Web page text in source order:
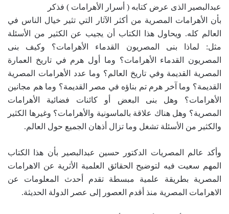
عبدالبصير الذى عرض كتابه ( أسرار الأهرامات ) فذكر
بأن الأهرامات المصرية من أكثر الآثار التي تثير خيال الناس في
العالم كله. ويحاول هذا الكتاب أن يجيب عن الكثير من الأسئلة
مثل: لماذا بنى المصريون القدماء الأهرامات؟ وكيف بنى
المصريون القدماء الأهرامات؟ وما أول هرم في تاريخ العمارة
المصرية القديمة وفي تاريخ العالم؟ وما عدد الأهرامات المصرية
القديمة؟ وما آخر هرم تم بناؤه في مصر القديمة؟ وما هم مجانين
الأهرامات؟ وهل بنى البعض أو كائنات فضائية الأهرامات
المصرية؟ وهل هناك علاقة بالماسونية والأهرامات؟ وغيرها الكثير
والكثير من الأسئلة تشغل وما تزال أذهان الجميع حول العالم.
وأكد عالم المصريات الدكتور حسين عبدالبصير بأن هذا الكتاب
المهم سعيت فيه لتوضيح الحقائق العلمية الأثرية عن الاهرامات
المصرية بطريقة علمية مبسطة تقدم أحدث المعلومات عن
الاهرامات المصرية منذ أقدم العصور إلى عصر الدولة الحديثة.